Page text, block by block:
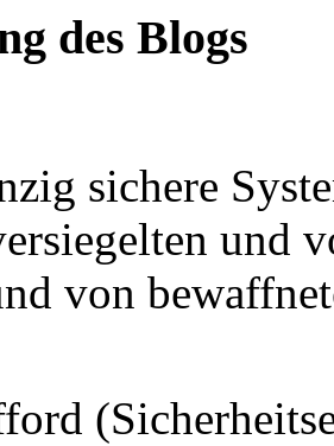
des Blogs
sichere
und
von